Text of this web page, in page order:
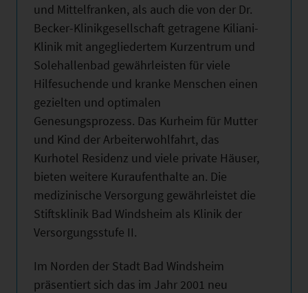
und Mittelfranken, als auch die von der Dr.
Becker-Klinikgesellschaft getragene Kiliani-
Klinik mit angegliedertem Kurzentrum und
Solehallenbad gewährleisten für viele
Hilfesuchende und kranke Menschen einen
gezielten und optimalen
Genesungsprozess. Das Kurheim für Mutter
und Kind der Arbeiterwohlfahrt, das
Kurhotel Residenz und viele private Häuser,
bieten weitere Kuraufenthalte an. Die
medizinische Versorgung gewährleistet die
Stiftsklinik Bad Windsheim als Klinik der
Versorgungsstufe II.
Im Norden der Stadt Bad Windsheim
präsentiert sich das im Jahr 2001 neu